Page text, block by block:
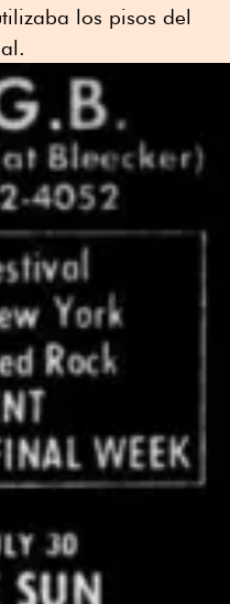
los pisos del